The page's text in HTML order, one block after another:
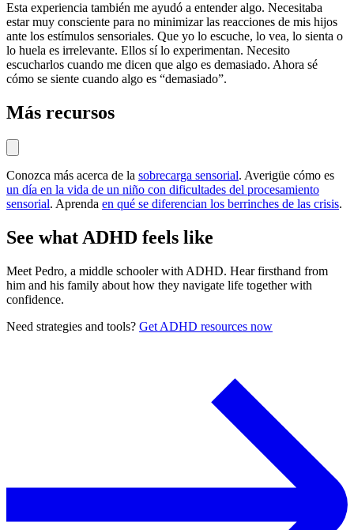
Esta experiencia también me ayudó a entender algo. Necesitaba
estar muy consciente para no minimizar las reacciones de mis hijos
ante los estímulos sensoriales. Que yo lo escuche, lo vea, lo sienta o
lo huela es irrelevante. Ellos sí lo experimentan. Necesito
escucharlos cuando me dicen que algo es demasiado. Ahora sé
cómo se siente cuando algo es “demasiado”.
Más recursos
Conozca más acerca de la sobrecarga sensorial. Averigüe cómo es
un día en la vida de un niño con dificultades del procesamiento
sensorial. Aprenda en qué se diferencian los berrinches de las crisis.
See what ADHD feels like
Meet Pedro, a middle schooler with ADHD. Hear firsthand from
him and his family about how they navigate life together with
confidence.
Need strategies and tools? Get ADHD resources now